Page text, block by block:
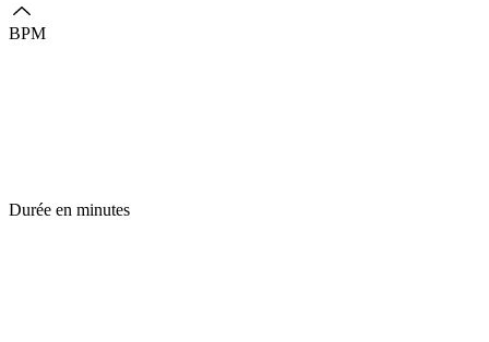
BPM
Durée en minutes